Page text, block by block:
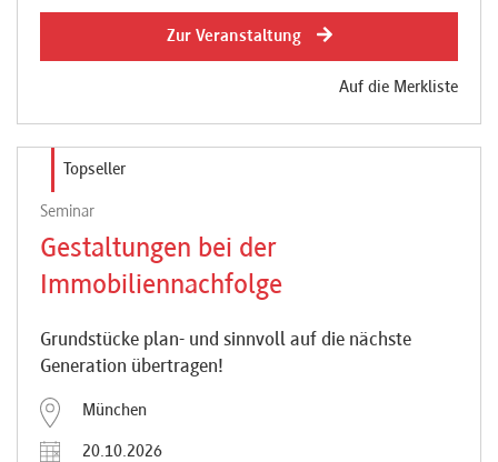
Zur Veranstaltung
Auf die Merkliste
Topseller
Seminar
Gestaltungen bei der
Immobiliennachfolge
Grundstücke plan- und sinnvoll auf die nächste
Generation übertragen!
München
20.10.2026